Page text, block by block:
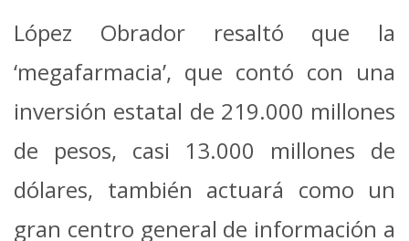
López Obrador resaltó que la
‘megafarmacia’, que contó con una
inversión estatal de 219.000 millones
de pesos, casi 13.000 millones de
dólares, también actuará como un
gran centro general de información a